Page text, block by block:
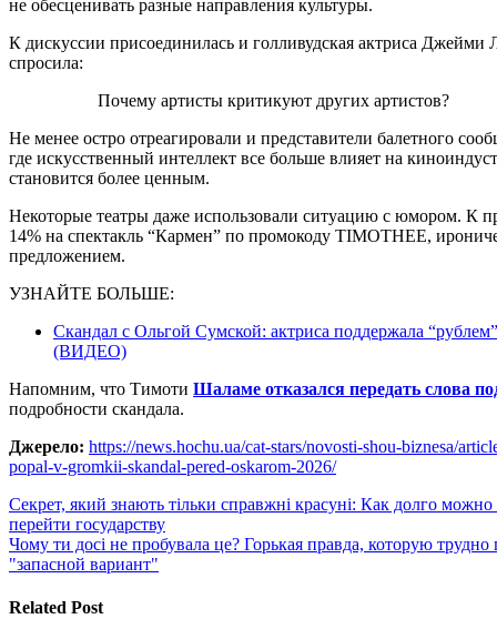
не обесценивать разные направления культуры.
К дискуссии присоединилась и голливудская актриса
спросила:
Почему артисты критикуют других артистов?
Не менее остро отреагировали и представители балетного
где искусственный интеллект все больше влияет на
становится более ценным.
Некоторые театры даже использовали ситуацию с юмором. К
14% на спектакль “Кармен” по промокоду TIMOTHEE,
предложением.
УЗНАЙТЕ БОЛЬШЕ:
Скандал с Ольгой Сумской: актриса поддержала
(ВИДЕО)
Напомним, что Тимоти Шаламе отказался передать слова
подробности скандала.
Джерело: https://news.hochu.ua/cat-stars/novosti-shou-biznesa/
popal-v-gromkii-skandal-pered-oskarom-2026/
Навигация
по
записям
Секрет, який знають тільки справжні красуні: Как долго
перейти государству
Чому ти досі не пробувала це? Горькая правда, которую
"запасной вариант"
Related Post